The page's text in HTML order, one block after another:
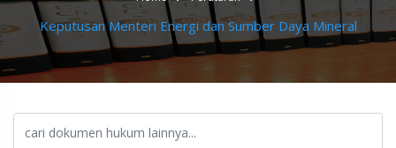
Keputusan Menteri Energi dan Sumber Daya Mineral